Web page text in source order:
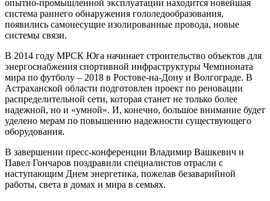
опытно-промышленной эксплуатации находится новейшая
система раннего обнаружения гололедообразования,
появились самонесущие изолированные провода, новые
системы связи.
В 2014 году МРСК Юга начинает строительство объектов для
энергоснабжения спортивной инфраструктуры Чемпионата
мира по футболу – 2018 в Ростове-на-Дону и Волгограде. В
Астраханской области подготовлен проект по реновации
распределительной сети, которая станет не только более
надежной, но и «умной». И, конечно, большое внимание будет
уделено мерам по повышению надежности существующего
оборудования.
В завершении пресс-конференции Владимир Вашкевич и
Павел Гончаров поздравили специалистов отрасли с
наступающим Днем энергетика, пожелав безаварийной
работы, света в домах и мира в семьях.